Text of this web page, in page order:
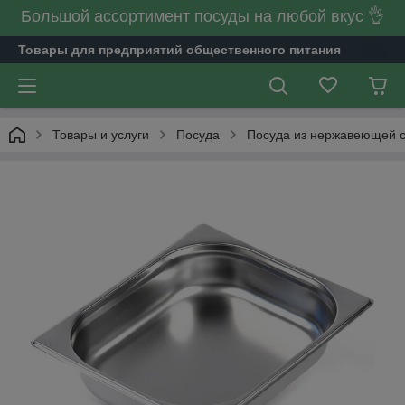
Большой ассортимент посуды на любой вкус 👌
Товары для предприятий общественного питания
Товары и услуги Посуда Посуда из нержавеющей